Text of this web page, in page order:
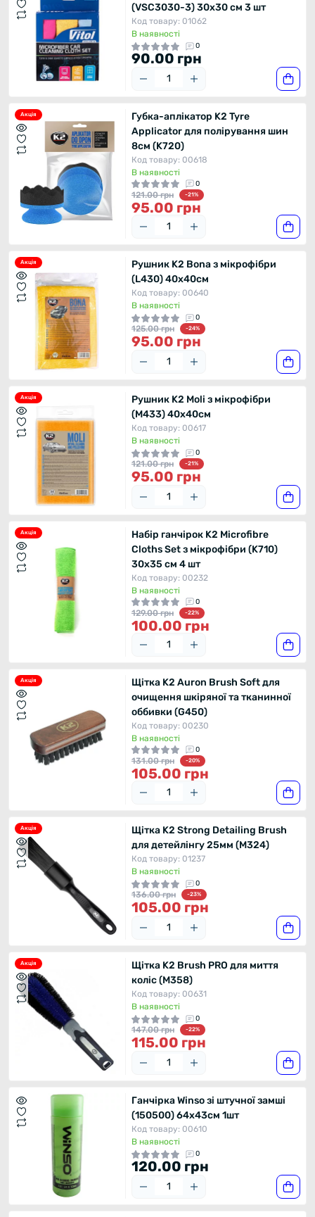
(VSC3030-3) 30x30 см 3 шт
Код товару: 01062
В наявності
0
90.00 грн
Акція
Губка-аплікатор K2 Tyre
Аpplicator для полірування шин
8см (K720)
Код товару: 00618
В наявності
0
121.00 грн -21%
95.00 грн
Акція
Рушник K2 Bona з мікрофібри
(L430) 40x40см
Код товару: 00640
В наявності
0
125.00 грн -24%
95.00 грн
Акція
Рушник K2 Moli з мікрофібри
(M433) 40x40см
Код товару: 00617
В наявності
0
121.00 грн -21%
95.00 грн
Акція
Набір ганчірок K2 Microfibre
Cloths Set з мікрофібри (K710)
30x35 см 4 шт
Код товару: 00232
В наявності
0
129.00 грн -22%
100.00 грн
Акція
Щітка K2 Auron Brush Soft для
очищення шкіряної та тканинної
оббивки (G450)
Код товару: 00230
В наявності
0
131.00 грн -20%
105.00 грн
Акція
Щітка K2 Strong Detailing Brush
для детейлінгу 25мм (M324)
Код товару: 01237
В наявності
0
136.00 грн -23%
105.00 грн
Акція
Щітка K2 Brush PRO для миття
коліс (M358)
Код товару: 00631
В наявності
0
147.00 грн -22%
115.00 грн
Ганчірка Winso зі штучної замші
(150500) 64x43см 1шт
Код товару: 00610
В наявності
0
120.00 грн